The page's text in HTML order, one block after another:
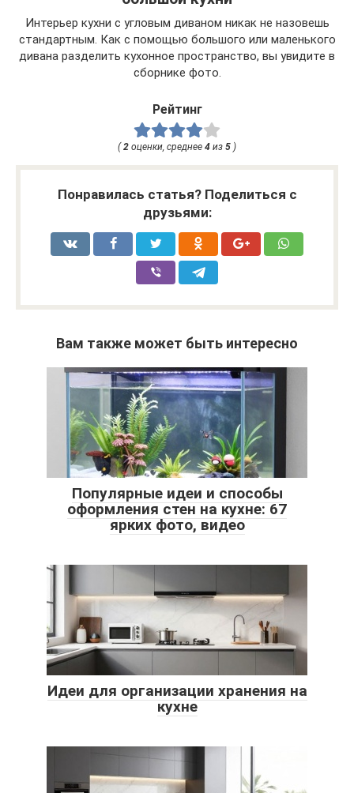
Интерьер кухни с угловым диваном никак не назовешь
стандартным. Как с помощью большого или маленького
дивана разделить кухонное пространство, вы увидите в
сборнике фото.
Рейтинг
(2 оценки, среднее 4 из 5 )
Понравилась статья? Поделиться с
друзьями:
Вам также может быть интересно
Популярные идеи и способы
оформления стен на кухне: 67
ярких фото, видео
Идеи для организации хранения на
кухне